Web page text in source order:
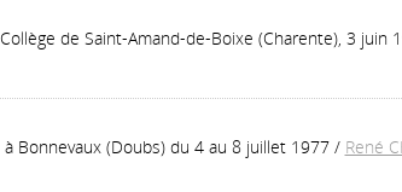
de Saint-Amand-de-Boixe (Charente), 3 juin
Bonnevaux (Doubs) du 4 au 8 juillet 1977/ René